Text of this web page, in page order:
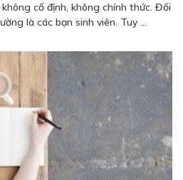
cố định, không chính thức. Đối
là các bạn sinh viên. Tuy ...